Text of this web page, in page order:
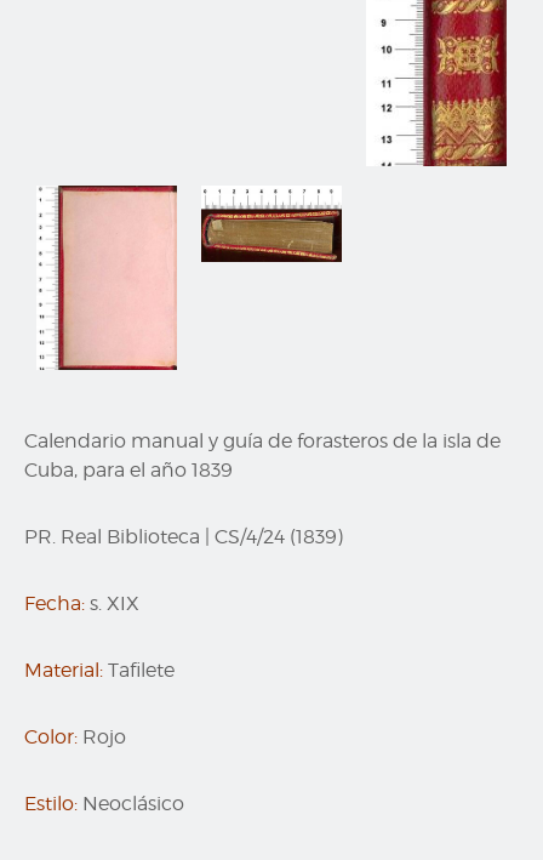
Calendario manual y guía de forasteros de la isla de
Cuba, para el año 1839
PR. Real Biblioteca CS/4/24 (1839)
Fecha: s. XIX
Material: Tafilete
Color: Rojo
Estilo: Neoclásico